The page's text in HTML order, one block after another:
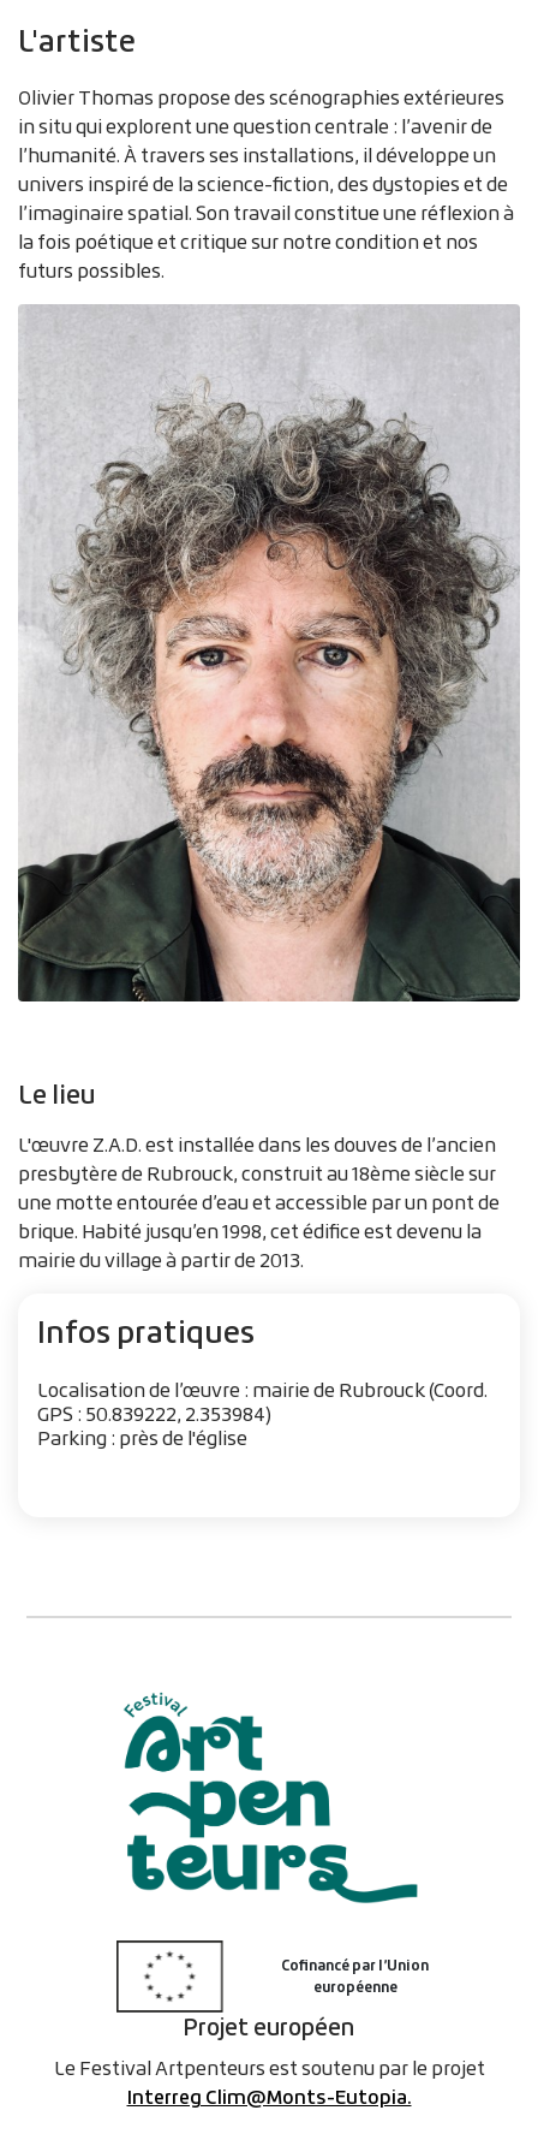
Zoom sur l'image
L'artiste
Olivier Thomas propose des scénographies extérieures
in situ qui explorent une question centrale : l’avenir de
l’humanité. À travers ses installations, il développe un
univers inspiré de la science-fiction, des dystopies et de
l’imaginaire spatial. Son travail constitue une réflexion à
la fois poétique et critique sur notre condition et nos
futurs possibles.
Le lieu
L'œuvre Z.A.D. est installée dans les douves de l’ancien
presbytère de Rubrouck, construit au 18ème siècle sur
une motte entourée d’eau et accessible par un pont de
brique. Habité jusqu’en 1998, cet édifice est devenu la
mairie du village à partir de 2013.
Infos pratiques
Localisation de l’œuvre : mairie de Rubrouck (Coord.
GPS : 50.839222, 2.353984)
Parking : près de l'église
Projet européen
Le Festival Artpenteurs est soutenu par le projet
Interreg Clim@Monts-Eutopia.